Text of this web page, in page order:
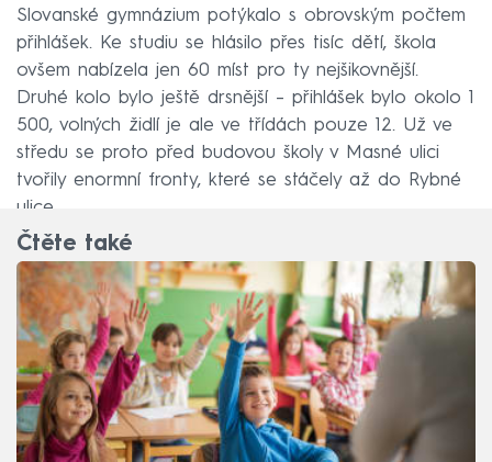
Slovanské gymnázium potýkalo s obrovským počtem
přihlášek. Ke studiu se hlásilo přes tisíc dětí, škola
ovšem nabízela jen 60 míst pro ty nejšikovnější.
Druhé kolo bylo ještě drsnější – přihlášek bylo okolo 1
500, volných židlí je ale ve třídách pouze 12. Už ve
středu se proto před budovou školy v Masné ulici
tvořily enormní fronty, které se stáčely až do Rybné
ulice.
Čtěte také